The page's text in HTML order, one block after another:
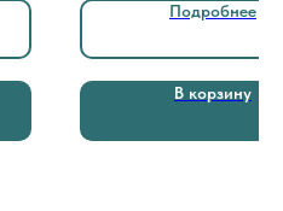
Подробнее
В корзину